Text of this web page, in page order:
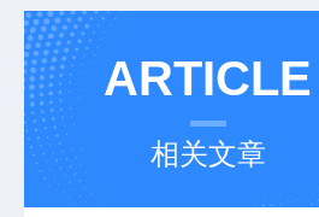
ARTICLE
相关文章